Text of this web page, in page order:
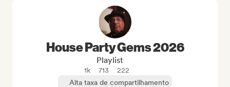
House Party Gems 2026
Playlist
1k 713
222
Alta taxa de compartilhamento